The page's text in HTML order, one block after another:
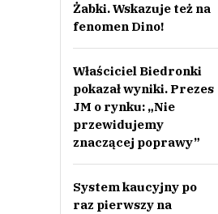
Żabki. Wskazuje też na
fenomen Dino!
Właściciel Biedronki
pokazał wyniki. Prezes
JM o rynku: „Nie
przewidujemy
znaczącej poprawy”
System kaucyjny po
raz pierwszy na